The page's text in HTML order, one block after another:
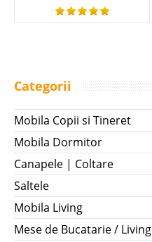
Categorii
Mobila Copii si Tineret
Mobila Dormitor
Canapele | Coltare
Saltele
Mobila Living
Mese de Bucatarie / Living